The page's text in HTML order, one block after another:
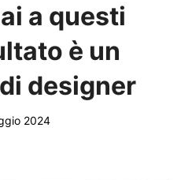
a questi
è un
designer
2024